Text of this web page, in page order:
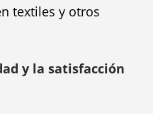
textiles y otros
y la satisfacción